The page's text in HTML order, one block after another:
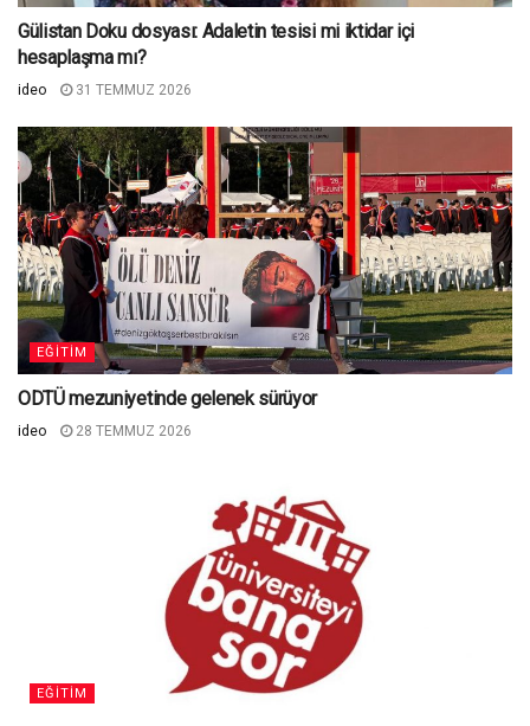
Gülistan Doku dosyası: Adaletin tesisi mi iktidar içi
hesaplaşma mı?
ideo 31 TEMMUZ 2026
EĞITIM
ODTÜ mezuniyetinde gelenek sürüyor
ideo 28 TEMMUZ 2026
EĞITIM